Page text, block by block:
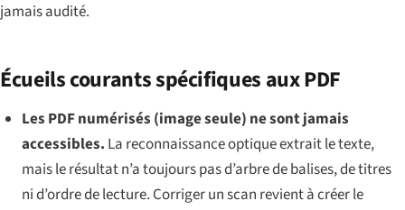
jamais audité.
Écueils courants spécifiques aux PDF
Les PDF numérisés (image seule) ne sont jamais
accessibles. La reconnaissance optique extrait le texte,
mais le résultat n’a toujours pas d’arbre de balises, de titres
ni d’ordre de lecture. Corriger un scan revient à créer le